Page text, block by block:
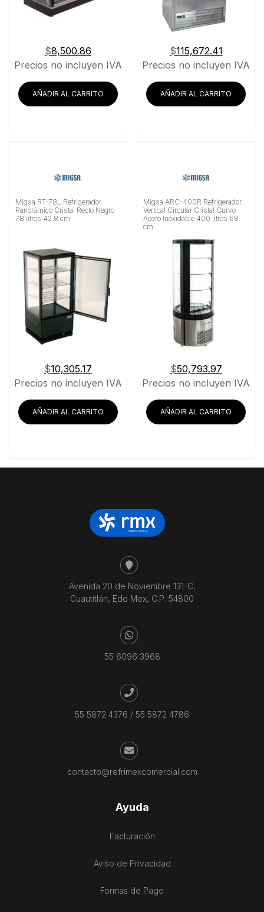
$8,500.86
Precios no incluyen IVA
AÑADIR AL CARRITO
$115,672.41
Precios no incluyen IVA
AÑADIR AL CARRITO
Migsa RT-78L Refrigerador
Panorámico Cristal Recto Negro
78 litros 42.8 cm
$10,305.17
Precios no incluyen IVA
AÑADIR AL CARRITO
Migsa ARC-400R Refrigerador
Vertical Circular Cristal Curvo
Acero Inoxidable 400 litros 68
cm
$50,793.97
Precios no incluyen IVA
AÑADIR AL CARRITO
Avenida 20 de Noviembre 131-C,
Cuautitlán, Edo Mex, C.P. 54800
55 6096 3968
55 5872 4376 / 55 5872 4786
contacto@refrimexcomercial.com
Ayuda
Facturación
Aviso de Privacidad
Formas de Pago